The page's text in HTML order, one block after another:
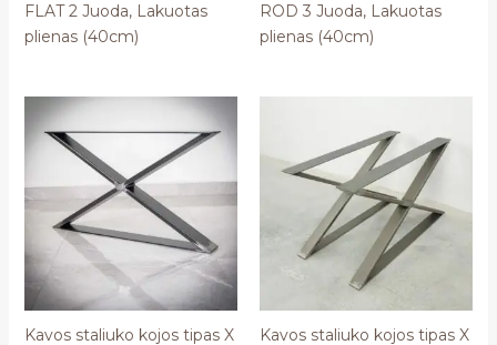
FLAT 2 Juoda, Lakuotas
plienas (40cm)
ROD 3 Juoda, Lakuotas
plienas (40cm)
Kavos staliuko kojos tipas X
Kavos staliuko kojos tipas X